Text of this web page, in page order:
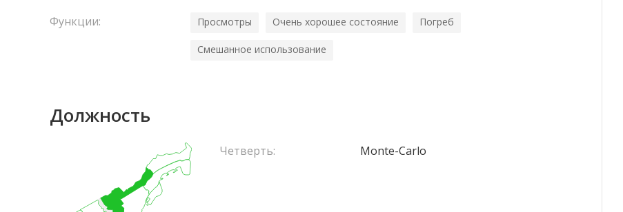
Функции: Просмотры Очень хорошее состояние Погреб
Смешанное использование
Должность
Четверть: Monte-Carlo